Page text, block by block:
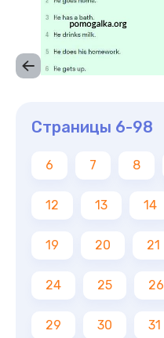
Страницы 6-98
6 7 8
12 13 14
19 20 21
24 25 26
29 30 31